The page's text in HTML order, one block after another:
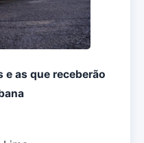
as que receberão